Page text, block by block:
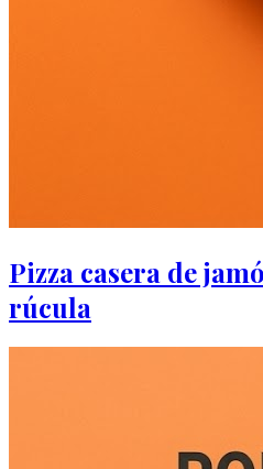
Pizza casera de
rúcula